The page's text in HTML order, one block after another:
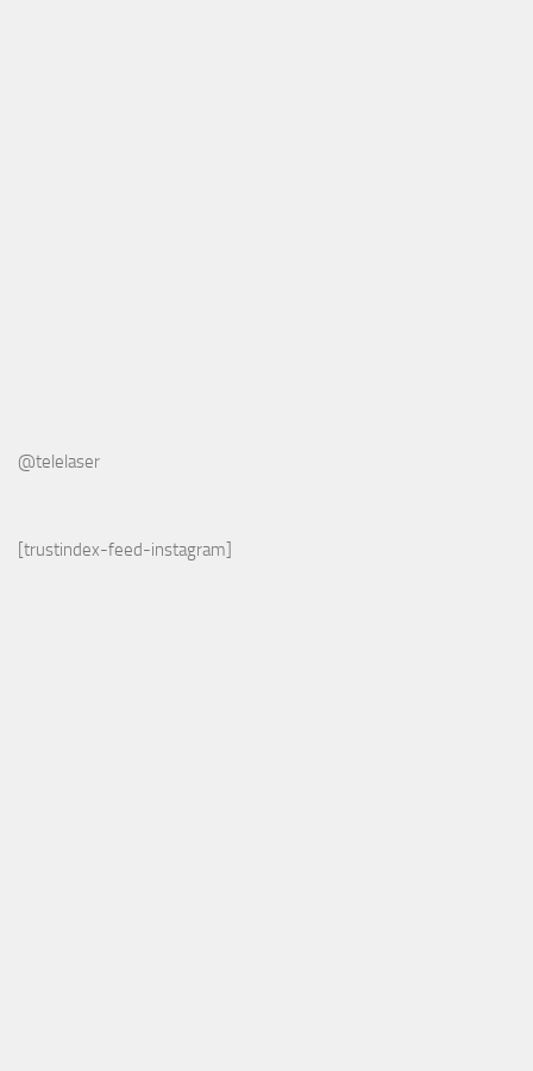
@telelaser
[trustindex-feed-instagram]